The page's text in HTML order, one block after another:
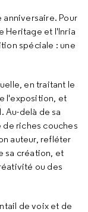
anniversaire. Pour
Heritage et l'Inria
spéciale : une
en traitant le
l'exposition, et
Au-delà de sa
riches couches
auteur, refléter
sa création, et
ou des
de voix et de